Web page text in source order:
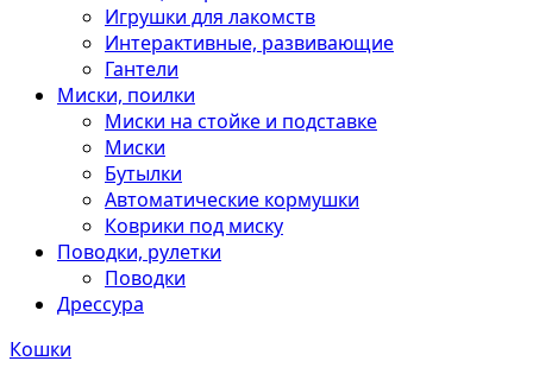
Игрушки для лакомств
Интерактивные, развивающие
Гантели
Миски, поилки
Миски на стойке и подставке
Миски
Бутылки
Автоматические кормушки
Коврики под миску
Поводки, рулетки
Поводки
Дрессура
Кошки